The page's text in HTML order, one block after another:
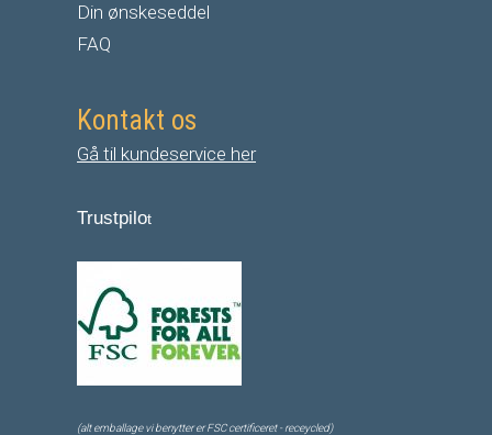
Din ønskeseddel
FAQ
Kontakt os
Gå til kundeservice her
Trustpilot
(alt emballage vi benytter er FSC certificeret - receycled)